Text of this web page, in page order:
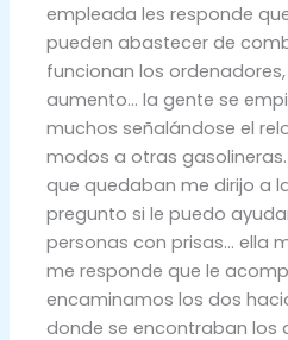
empleada les responde
pueden abastecer de
funcionan los
aumento… la gente se
muchos señalándose el
modos a otras
que quedaban me dirijo a
pregunto si le puedo
personas con prisas… ella
me responde que le
encaminamos los dos
donde se encontraban los